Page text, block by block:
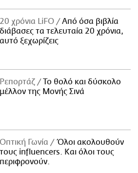
20 χρόνια LiFO
Από όσα βιβλία
διάβασες τα τελευταία 20 χρόνια,
αυτό ξεχωρίζεις
Ρεπορτάζ
Το θολό και δύσκολο
μέλλον της Μονής Σινά
Οπτική Γωνία
Όλοι ακολουθούν
τους influencers. Και όλοι τους
περιφρονούν.